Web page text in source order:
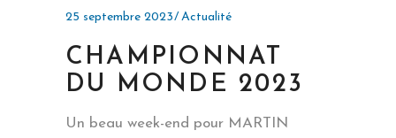
25 septembre 2023 Actualité
CHAMPIONNAT
DU MONDE 2023
Un beau week-end pour MARTIN